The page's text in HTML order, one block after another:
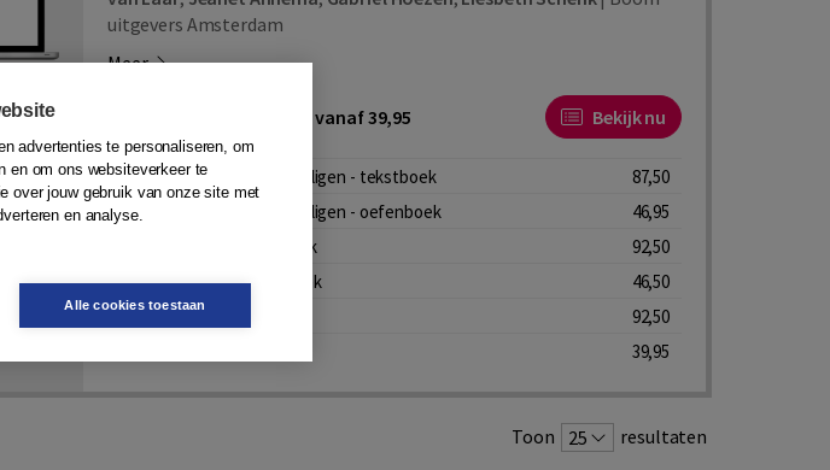
uitgevers Amsterdam
Meer
Bevat 6 onderdelen, prijs vanaf 39,95 Bekijk nu
Nederlands voor anderstaligen - tekstboek
87,50
Nederlands voor anderstaligen - oefenboek
46,95
Tweede ronde - tekstboek
92,50
Tweede ronde - oefenboek
46,50
Derde ronde
92,50
39,95
Toon 25 resultaten
advertenties te personaliseren, om
en om ons websiteverkeer te
over jouw gebruik van onze site met
en analyse.
Alle cookies toestaan